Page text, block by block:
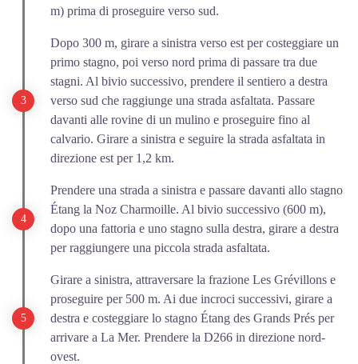
m) prima di proseguire verso sud.
Dopo 300 m, girare a sinistra verso est per costeggiare un
primo stagno, poi verso nord prima di passare tra due
stagni. Al bivio successivo, prendere il sentiero a destra
verso sud che raggiunge una strada asfaltata. Passare
davanti alle rovine di un mulino e proseguire fino al
calvario. Girare a sinistra e seguire la strada asfaltata in
direzione est per 1,2 km.
Prendere una strada a sinistra e passare davanti allo stagno
Étang la Noz Charmoille. Al bivio successivo (600 m),
dopo una fattoria e uno stagno sulla destra, girare a destra
per raggiungere una piccola strada asfaltata.
Girare a sinistra, attraversare la frazione Les Grévillons e
proseguire per 500 m. Ai due incroci successivi, girare a
destra e costeggiare lo stagno Étang des Grands Prés per
arrivare a La Mer. Prendere la D266 in direzione nord-
ovest.